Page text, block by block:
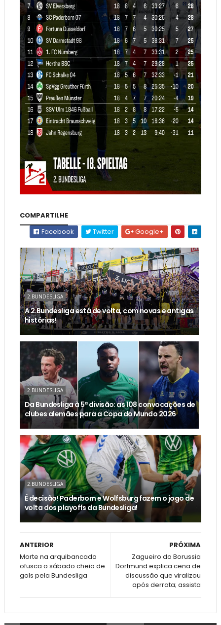
COMPARTILHE
Facebook
Twitter Google+
2.BUNDESLIGA
A 2.Bundesliga está de volta, com novas e antigas
histórias!
2.BUNDESLIGA
Da Bundesliga à 5ª divisão: as 108 convocações de
clubes alemães para a Copa do Mundo 2026
2.BUNDESLIGA
É decisão! Paderborn e Wolfsburg fazem o jogo de
volta dos playoffs da Bundesliga!
PRÓXIMA
Zagueiro do Borussia
Dortmund explica cena de
discussão que viralizou
após derrota; assista
ANTERIOR
Morte na arquibancada
ofusca o sábado cheio de
gols pela Bundesliga